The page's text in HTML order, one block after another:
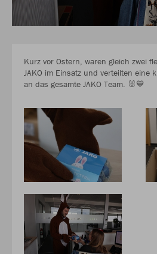
Kurz vor Ostern, waren gleich zwei
JAKO im Einsatz und verteilten eine
an das gesamte JAKO Team. 🐰💙